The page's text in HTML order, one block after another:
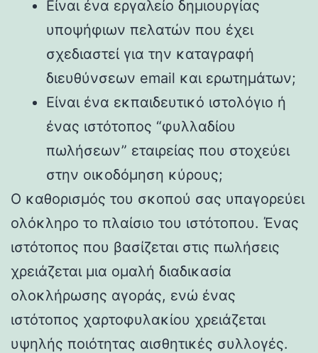
Είναι ένα εργαλείο δημιουργίας
υποψήφιων πελατών που έχει
σχεδιαστεί για την καταγραφή
διευθύνσεων email και ερωτημάτων;
Είναι ένα εκπαιδευτικό ιστολόγιο ή
ένας ιστότοπος “φυλλαδίου
πωλήσεων” εταιρείας που στοχεύει
στην οικοδόμηση κύρους;
Ο καθορισμός του σκοπού σας υπαγορεύει
ολόκληρο το πλαίσιο του ιστότοπου. Ένας
ιστότοπος που βασίζεται στις πωλήσεις
χρειάζεται μια ομαλή διαδικασία
ολοκλήρωσης αγοράς, ενώ ένας
ιστότοπος χαρτοφυλακίου χρειάζεται
υψηλής ποιότητας αισθητικές συλλογές.